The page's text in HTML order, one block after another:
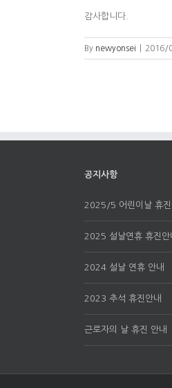
감사합니다.
By newyonsei 2016/
공지사항
2025/5 어린이날 휴진
2025 설날연휴 휴진안
2024 설날 연휴 안내
2023 추석 휴진안내
근로자의 날 휴진 안내